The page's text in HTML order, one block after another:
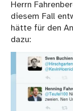
Herrn
diesem Fall
hätte für den
dazu: